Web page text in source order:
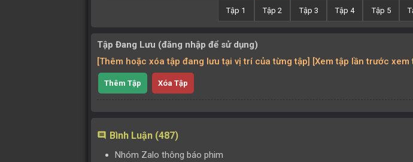
Tập 5
Tập 4
Tập 3
Tập 2
Tập 1
Tập Đang Lưu (đăng nhập để sử dụng)
[Thêm hoặc xóa tập đang lưu tại vị trí của từng tập] [Xem tập lần trước
Thêm Tập Xóa Tập
comment Bình Luận (487)
Nhóm Zalo thông báo phim